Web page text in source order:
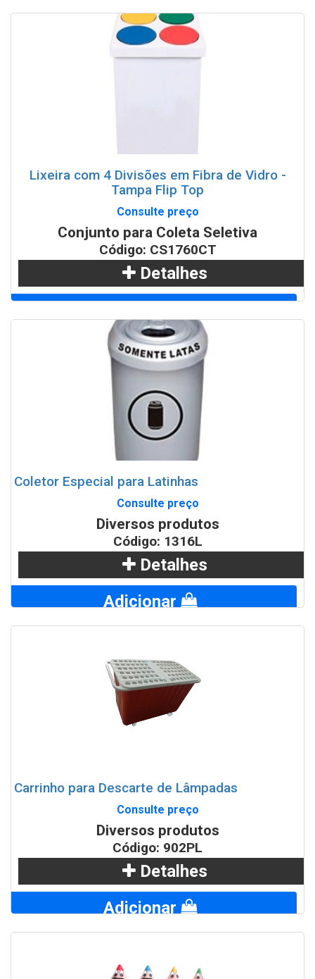
WhatsApp
Lixeira com 4 Divisões em Fibra de Vidro -
Tampa Flip Top
Consulte preço
Conjunto para Coleta Seletiva
Código: CS1760CT
Detalhes
WhatsApp
Coletor Especial para Latinhas
Consulte preço
Diversos produtos
Código: 1316L
Detalhes
Adicionar
Carrinho para Descarte de Lâmpadas
Consulte preço
Diversos produtos
Código: 902PL
Detalhes
Adicionar